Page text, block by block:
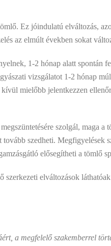
Ez jóindulatú elváltozás,
az elmúlt években sokat
1-2 hónap alatt spontán
vizsgálatot 1-2 hónap
mielőbb jelentkezzen
szolgál, maga a
szedheti. Megfigyelések
elősegítheti a tömlő
szerkezeti elváltozások
a megfelelő szakemberrel